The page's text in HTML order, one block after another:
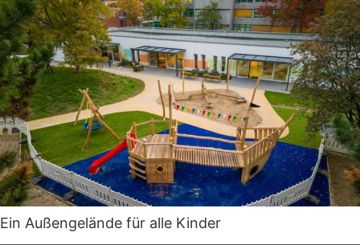
Ein Außengelände für alle Kinder